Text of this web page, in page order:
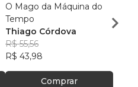
O Mago da Máquina do
Tempo
Thiago Córdova
R$ 55,56
R$ 43,98
Comprar
R$